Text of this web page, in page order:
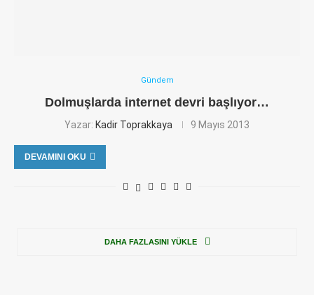
Gündem
Dolmuşlarda internet devri başlıyor…
Yazar: Kadir Toprakkaya 9 Mayıs 2013
DEVAMINI OKU
DAHA FAZLASINI YÜKLE